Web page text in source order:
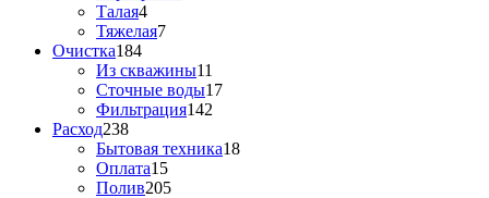
Талая4
Тяжелая7
Очистка184
Из скважины11
Сточные воды17
Фильтрация142
Расход238
Бытовая техника18
Оплата15
Полив205